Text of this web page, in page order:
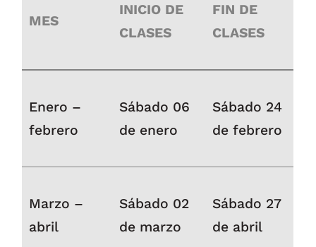
MES
INICIO DE
CLASES
FIN DE
CLASES
Enero –
febrero
Sábado 06
de enero
Sábado 24
de febrero
Marzo –
abril
Sábado 02
de marzo
Sábado 27
de abril